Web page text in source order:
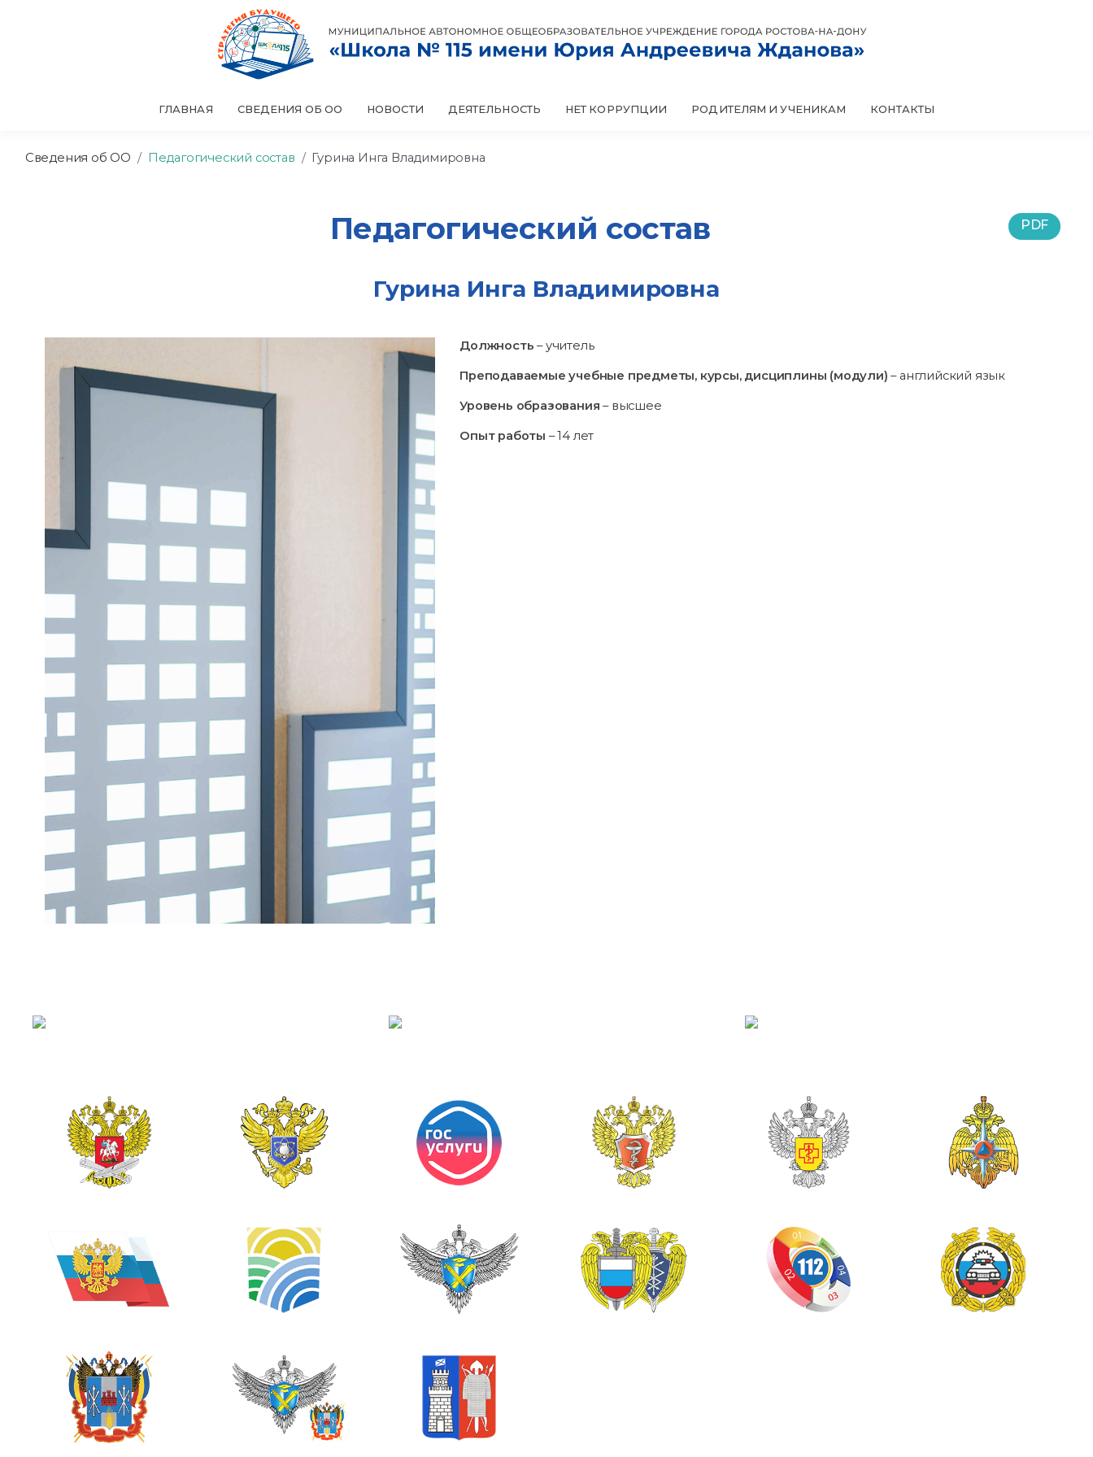
ГЛАВНАЯ СВЕДЕНИЯ ОБ ОО НОВОСТИ ДЕЯТЕЛЬНОСТЬ НЕТ КОРРУПЦИИ РОДИТЕЛЯМ И УЧЕНИКАМ КОНТАКТЫ
Сведения об ОО Педагогический состав Гурина Инга Владимировна
PDF
Педагогический состав
Гурина Инга Владимировна
Должность – учитель
Преподаваемые учебные предметы, курсы, дисциплины (модули) – английский язык
Уровень образования – высшее
Опыт работы – 14 лет